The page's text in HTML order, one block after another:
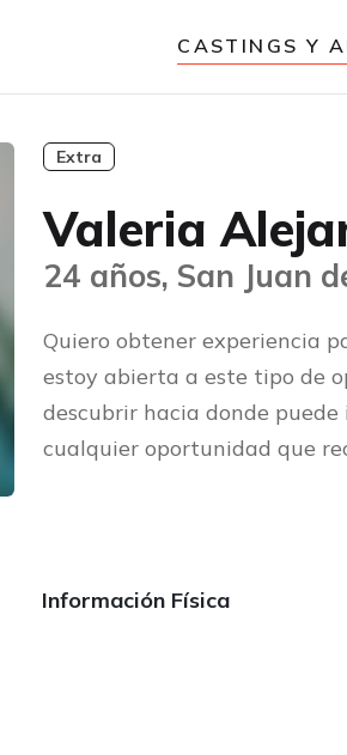
CASTINGS Y
Extra
Valeria
24 años, San Juan
Quiero obtener experiencia
estoy abierta a este tipo de
descubrir hacia donde
cualquier oportunidad que
Información Física